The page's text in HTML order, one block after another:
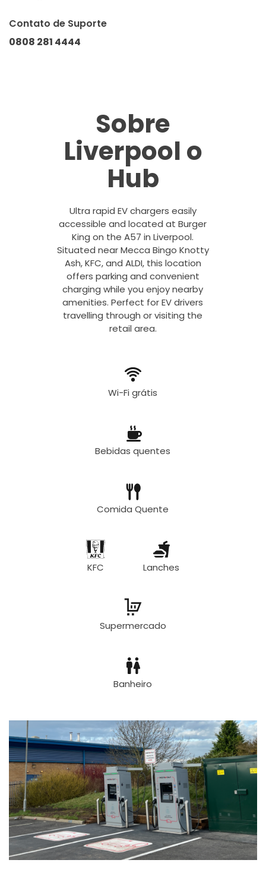
Contato de Suporte
0808 281 4444
Sobre
Liverpool o
Hub
Ultra rapid EV chargers easily
accessible and located at Burger
King on the A57 in Liverpool.
Situated near Mecca Bingo Knotty
Ash, KFC, and ALDI, this location
offers parking and convenient
charging while you enjoy nearby
amenities. Perfect for EV drivers
travelling through or visiting the
retail area.
Wi-Fi grátis
Bebidas quentes
Comida Quente
KFC Lanches
Supermercado
Banheiro